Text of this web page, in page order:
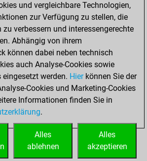
1
Brett
0
0
siebten
0
und vergleichbare Technologien,
zur Verfügung zu stellen, die
verbessern und interessengerechte
Abhängig von ihrem
können dabei neben technisch
auch Analyse-Cookies sowie
werden. Hierkönnen Sie der
Cookies und Marketing-Cookies
Informationen finden Sie in
.
Alles
akzeptieren
Alles
ablehnen